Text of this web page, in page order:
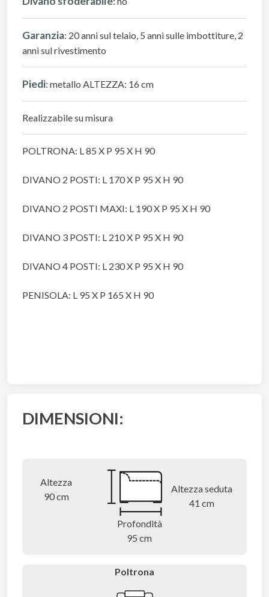
Garanzia: 20 anni sul telaio, 5 anni sulle imbottiture, 2
anni sul rivestimento
Piedi: metallo ALTEZZA: 16 cm
Realizzabile su misura
POLTRONA: L 85 X P 95 X H 90
DIVANO 2 POSTI: L 170 X P 95 X H 90
DIVANO 2 POSTI MAXI: L 190 X P 95 X H 90
DIVANO 3 POSTI: L 210 X P 95 X H 90
DIVANO 4 POSTI: L 230 X P 95 X H 90
PENISOLA: L 95 X P 165 X H 90
DIMENSIONI:
Altezza
90 cm
Profondità
95 cm
Altezza seduta
41 cm
Poltrona